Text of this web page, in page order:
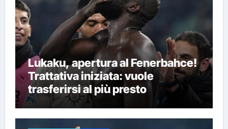
Lukaku, apertura al Fenerbahce!
Trattativa iniziata: vuole
trasferirsi al più presto